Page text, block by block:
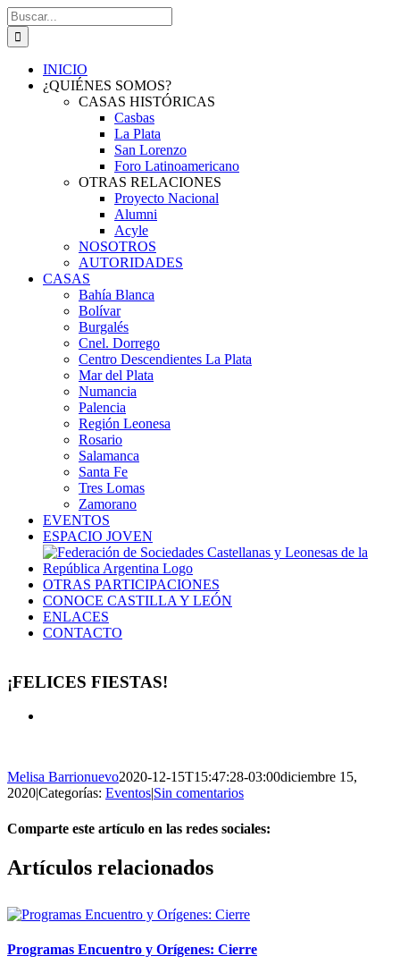
Saltar
al
contenido
Buscar:
INICIO
¿QUIÉNES SOMOS?
CASAS HISTÓRICAS
Casbas
La Plata
San Lorenzo
Foro Latinoamericano
OTRAS RELACIONES
Proyecto Nacional
Alumni
Acyle
NOSOTROS
AUTORIDADES
CASAS
Bahía Blanca
Bolívar
Burgalés
Cnel. Dorrego
Centro Descendientes La Plata
Mar del Plata
Numancia
Palencia
Región Leonesa
Rosario
Salamanca
Santa Fe
Tres Lomas
Zamorano
EVENTOS
ESPACIO JOVEN
OTRAS PARTICIPACIONES
CONOCE CASTILLA Y LEÓN
ENLACES
CONTACTO
¡FELICES FIESTAS!
Melisa Barrionuevo2020-12-15T15:47:28-03:00diciembre 15,
2020|Categorías: Eventos|Sin comentarios
Comparte este artículo en las redes sociales:
Facebook
X
Reddit
LinkedIn
Pinterest
Vk
Artículos relacionados
Programas Encuentro y Orígenes: Cierre